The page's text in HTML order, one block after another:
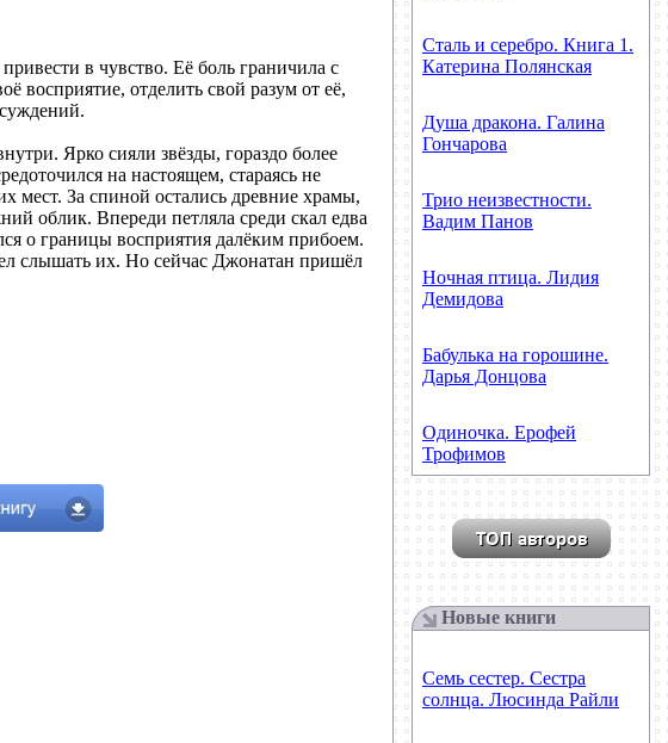
в чувство. Её боль граничила с
восприятие, отделить свой разум от её,
Ярко сияли звёзды, гораздо более
на настоящем, стараясь не
мест. За спиной остались древние храмы,
облик. Впереди петляла среди скал едва
о границы восприятия далёким прибоем.
слышать их. Но сейчас Джонатан пришёл
Сталь и серебро. Книга 1.
Катерина Полянская
Душа дракона. Галина
Гончарова
Трио неизвестности.
Вадим Панов
Ночная птица. Лидия
Демидова
Бабулька на горошине.
Дарья Донцова
Одиночка. Ерофей
Трофимов
Новые книги
Семь сестер. Сестра
солнца. Люсинда Райли